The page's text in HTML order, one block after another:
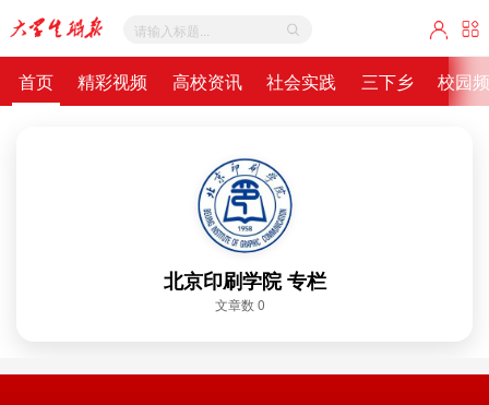
首页 精彩视频 高校资讯 社会实践 三下乡 校园
北京印刷学院 专栏
文章数 0